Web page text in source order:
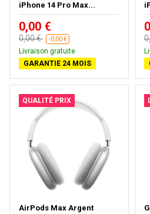
iPhone 14 Pro Max...
0,00 €
0,00 € -0,00 €
Livraison gratuite
GARANTIE 24 MOIS
QUALITÉ PRIX
AirPods Max Argent